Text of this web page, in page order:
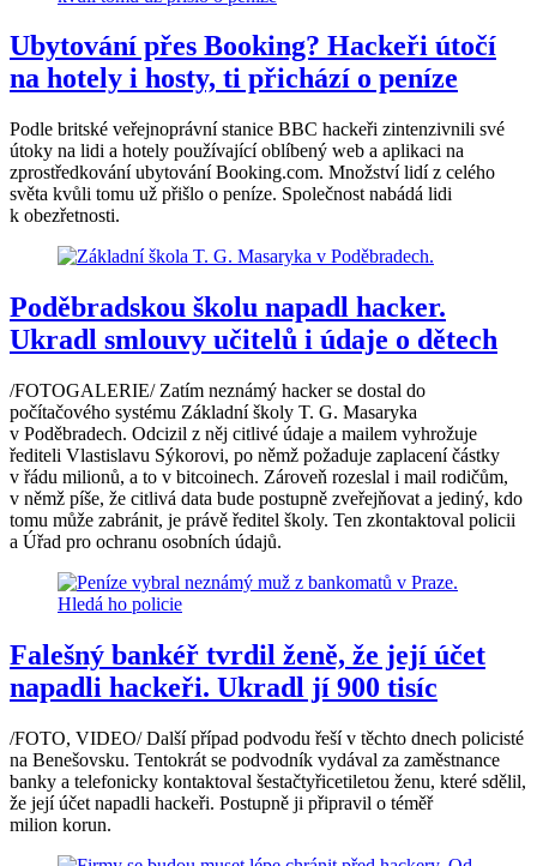
Ubytování přes Booking? Hackeři útočí
na hotely i hosty, ti přichází o peníze
Podle britské veřejnoprávní stanice BBC hackeři zintenzivnili své
útoky na lidi a hotely používající oblíbený web a aplikaci na
zprostředkování ubytování Booking.com. Množství lidí z celého
světa kvůli tomu už přišlo o peníze. Společnost nabádá lidi
k obezřetnosti.
Poděbradskou školu napadl hacker.
Ukradl smlouvy učitelů i údaje o dětech
/FOTOGALERIE/ Zatím neznámý hacker se dostal do
počítačového systému Základní školy T. G. Masaryka
v Poděbradech. Odcizil z něj citlivé údaje a mailem vyhrožuje
řediteli Vlastislavu Sýkorovi, po němž požaduje zaplacení částky
v řádu milionů, a to v bitcoinech. Zároveň rozeslal i mail rodičům,
v němž píše, že citlivá data bude postupně zveřejňovat a jediný, kdo
tomu může zabránit, je právě ředitel školy. Ten zkontaktoval policii
a Úřad pro ochranu osobních údajů.
Falešný bankéř tvrdil ženě, že její účet
napadli hackeři. Ukradl jí 900 tisíc
/FOTO, VIDEO/ Další případ podvodu řeší v těchto dnech policisté
na Benešovsku. Tentokrát se podvodník vydával za zaměstnance
banky a telefonicky kontaktoval šestačtyřicetiletou ženu, které sdělil,
že její účet napadli hackeři. Postupně ji připravil o téměř
milion korun.